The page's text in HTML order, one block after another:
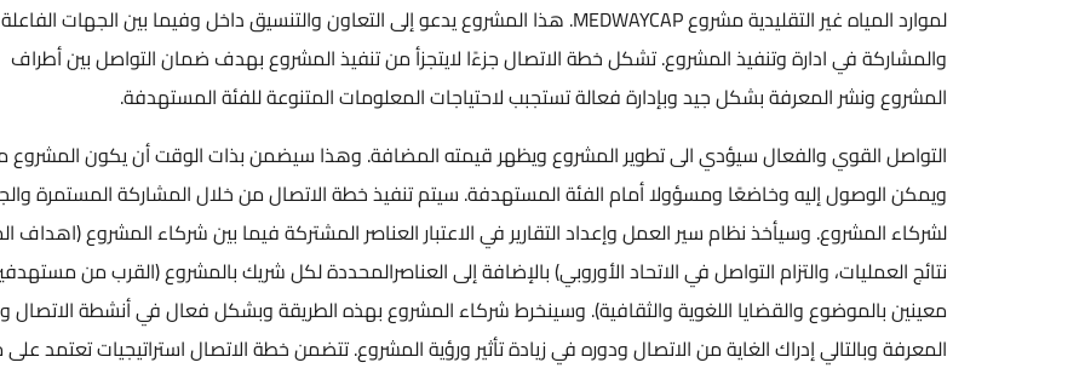
لموارد المياه غير التقليدية مشروع MEDWAYCAP. هذا المشروع يدعو إلى التعاون والتنسيق داخل وفيما بين الجهات الفاعلة
والمشاركة في ادارة وتنفيذ المشروع. تشكل خطة الاتصال جزءًا لايتجزأ من تنفيذ المشروع بهدف ضمان التواصل بين أطراف
المشروع ونشر المعرفة بشكل جيد وبإدارة فعالة تستجبب لاحتياجات المعلومات المتنوعة للفئة المستهدفة.
التواصل القوي والفعال سيؤدي الى تطوير المشروع ويظهر قيمته المضافة. وهذا سيضمن بذات الوقت أن يكون المشروع
ويمكن الوصول إليه وخاضعًا ومسؤولا أمام الفئة المستهدفة. سيتم تنفيذ خطة الاتصال من خلال المشاركة المستمرة
لشركاء المشروع. وسيأخذ نظام سير العمل وإعداد التقارير في الاعتبار العناصر المشتركة فيما بين شركاء المشروع (اهداف
نتائج العمليات، والتزام التواصل في الاتحاد الأوروبي) بالإضافة إلى العناصرالمحددة لكل شريك بالمشروع (القرب من
معينين بالموضوع والقضايا اللغوية والثقافية). وسينخرط شركاء المشروع بهذه الطريقة وبشكل فعال في أنشطة الاتصال
المعرفة وبالتالي إدراك الغاية من الاتصال ودوره في زيادة تأثير ورؤية المشروع. تتضمن خطة الاتصال استراتيجيات تعتمد